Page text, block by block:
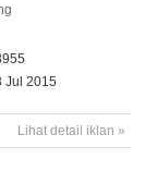
Jul 2015
Lihat detail iklan »